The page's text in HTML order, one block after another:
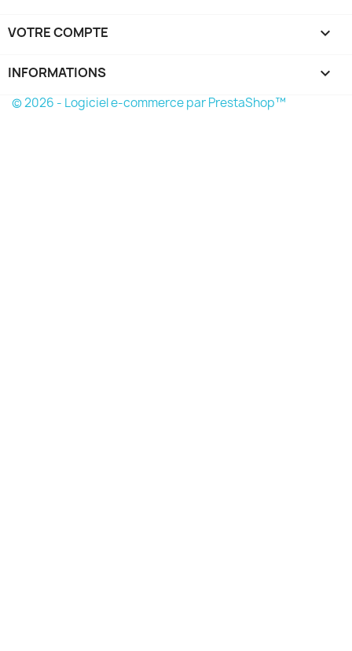
VOTRE COMPTE 
INFORMATIONS keyboard_arrow_down
© 2026 - Logiciel e-commerce par PrestaShop™